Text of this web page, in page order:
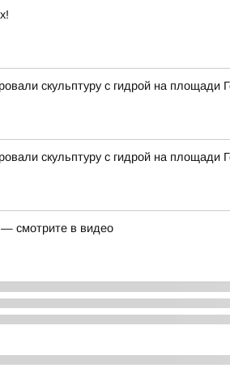
скульптуру с гидрой на площади
скульптуру с гидрой на площади
— смотрите в видео